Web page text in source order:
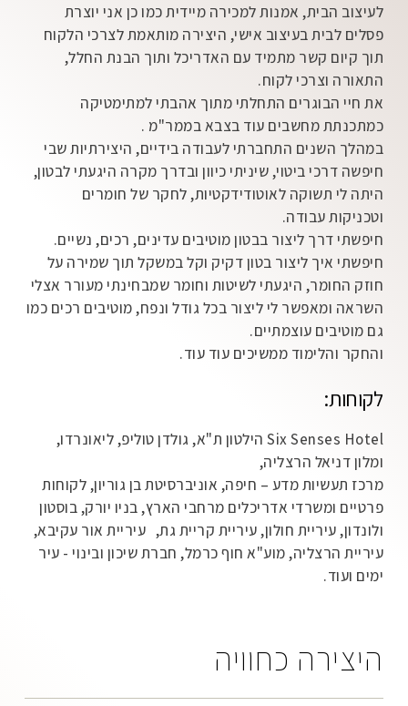
לעיצוב הבית, אמנות למכירה מיידית כמו כן אני יוצרת
פסלים לבית בעיצוב אישי, היצירה מותאמת לצרכי הלקוח
תוך קיום קשר מתמיד עם האדריכל ותוך הבנת החלל,
התאורה וצרכי לקוח.
את חיי הבוגרים התחלתי מתוך אהבתי למתימטיקה
כמתכנתת מחשבים עוד בצבא בממר"מ .
במהלך השנים התחברתי לעבודה בידיים, היצירתיות שבי
חיפשה דרכי ביטוי, שיניתי כיוון ובדרך מקרה היגעתי לבטון,
היתה לי תשוקה לאוטודידקטיות, לחקר של חומרים
וטכניקות עבודה.
חיפשתי דרך ליצור בבטון מוטיבים עדינים, רכים, נשיים.
חיפשתי איך ליצור בטון דקיק וקל במשקל תוך שמירה על
חוזק החומר, היגעתי לשיטות וחומר שמבחינתי מעורר אצלי
השראה ומאפשר לי ליצור בכל גודל ונפח, מוטיבים רכים כמו
גם מוטיבים עוצמתיים.
והחקר והלימוד ממשיכים עוד עוד.
לקוחות:
Six Senses Hotel הילטון ת"א, גולדן טוליפ, ליאונרדו,
ומלון דניאל הרצליה,
מרכז תעשיות מדע – חיפה, אוניברסיטת בן גוריון, לקוחות
פרטיים ומשרדי אדריכלים מרחבי הארץ, בניו יורק, בוסטון
ולונדון, עיריית חולון, עיריית קריית גת, עיריית אור עקיבא,
עיריית הרצליה, מוע"א חוף כרמל, חברת שיכון ובינוי - עיר
ימים ועוד.
היצירה כחוויה